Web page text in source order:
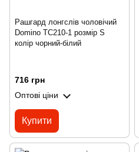
Рашгард лонгслів чоловічий
Domino TC210-1 розмір S
колір чорний-білий
716 грн
Оптові ціни
Купити